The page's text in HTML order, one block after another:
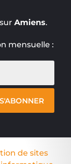
Amiens.
mensuelle :
S'ABONNER
de sites